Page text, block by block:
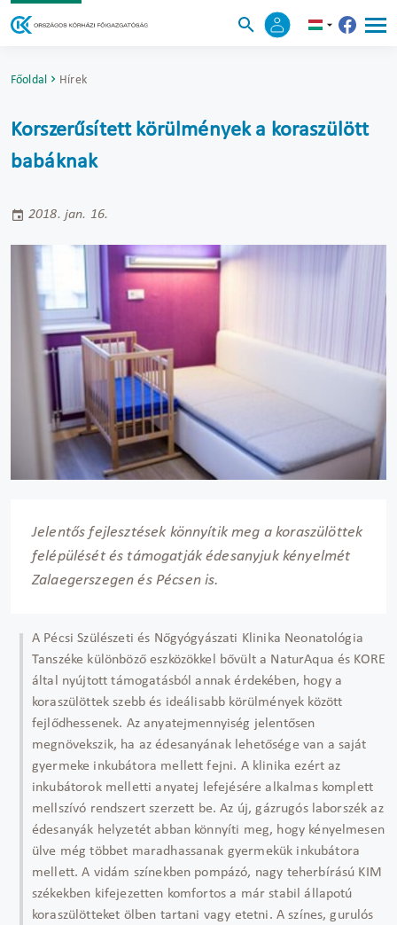
Főoldal Hírek
Korszerűsített körülmények a koraszülött
babáknak
2018. jan. 16.
Jelentős fejlesztések könnyítik meg a koraszülöttek
felépülését és támogatják édesanyjuk kényelmét
Zalaegerszegen és Pécsen is.
A Pécsi Szülészeti és Nőgyógyászati Klinika Neonatológia
Tanszéke különböző eszközökkel bővült a NaturAqua és KORE
által nyújtott támogatásból annak érdekében, hogy a
koraszülöttek szebb és ideálisabb körülmények között
fejlődhessenek. Az anyatejmennyiség jelentősen
megnövekszik, ha az édesanyának lehetősége van a saját
gyermeke inkubátora mellett fejni. A klinika ezért az
inkubátorok melletti anyatej lefejésére alkalmas komplett
mellszívó rendszert szerzett be. Az új, gázrugós laborszék az
édesanyák helyzetét abban könnyíti meg, hogy kényelmesen
ülve még többet maradhassanak gyermekük inkubátora
mellett. A vidám színekben pompázó, nagy teherbírású KIM
székekben kifejezetten komfortos a már stabil állapotú
koraszülötteket ölben tartani vagy etetni. A színes, gurulós